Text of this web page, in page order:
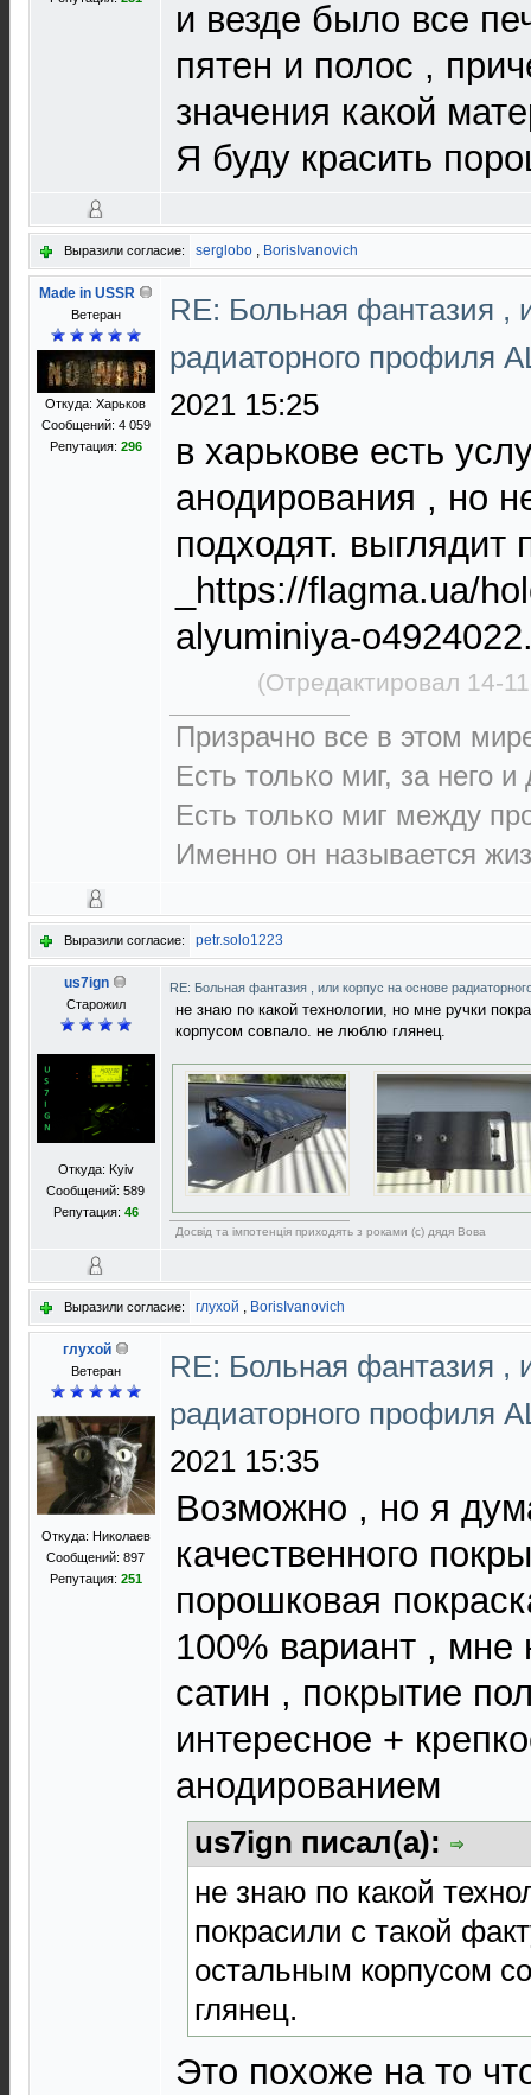
и везде было все
пятен и полос ,
значения какой
Я буду красить
Выразили согласие: serglobo , BorisIvanovich
Made in USSR
Ветеран
Откуда: Харьков
Сообщений: 4 059
Репутация: 296
RE: Больная фантазия ,
радиаторного профиля
2021 15:25
в харькове есть
анодирования , но
подходят. выглядит
_https://flagma.ua/
alyuminiya-
(Отредактировал 14-
Призрачно все в этом
Есть только миг, за него
Есть только миг между
Именно он называется
Выразили согласие: petr.solo1223
us7ign
Старожил
Откуда: Kyiv
Сообщений: 589
Репутация: 46
RE: Больная фантазия , или корпус на основе
не знаю по какой технологии, но мне ручки
корпусом совпало. не люблю глянец.
Досвід та імпотенція приходять з роками (с) дядя Вова
Выразили согласие: глухой , BorisIvanovich
глухой
Ветеран
Откуда: Николаев
Сообщений: 897
Репутация: 251
RE: Больная фантазия ,
радиаторного профиля
2021 15:35
Возможно , но я
качественного
порошковая
100% вариант , мне
сатин , покрытие
интересное +
анодированием
us7ign писал(а):
не знаю по какой
покрасили с такой
остальным корпусом
глянец.
Это похоже на то